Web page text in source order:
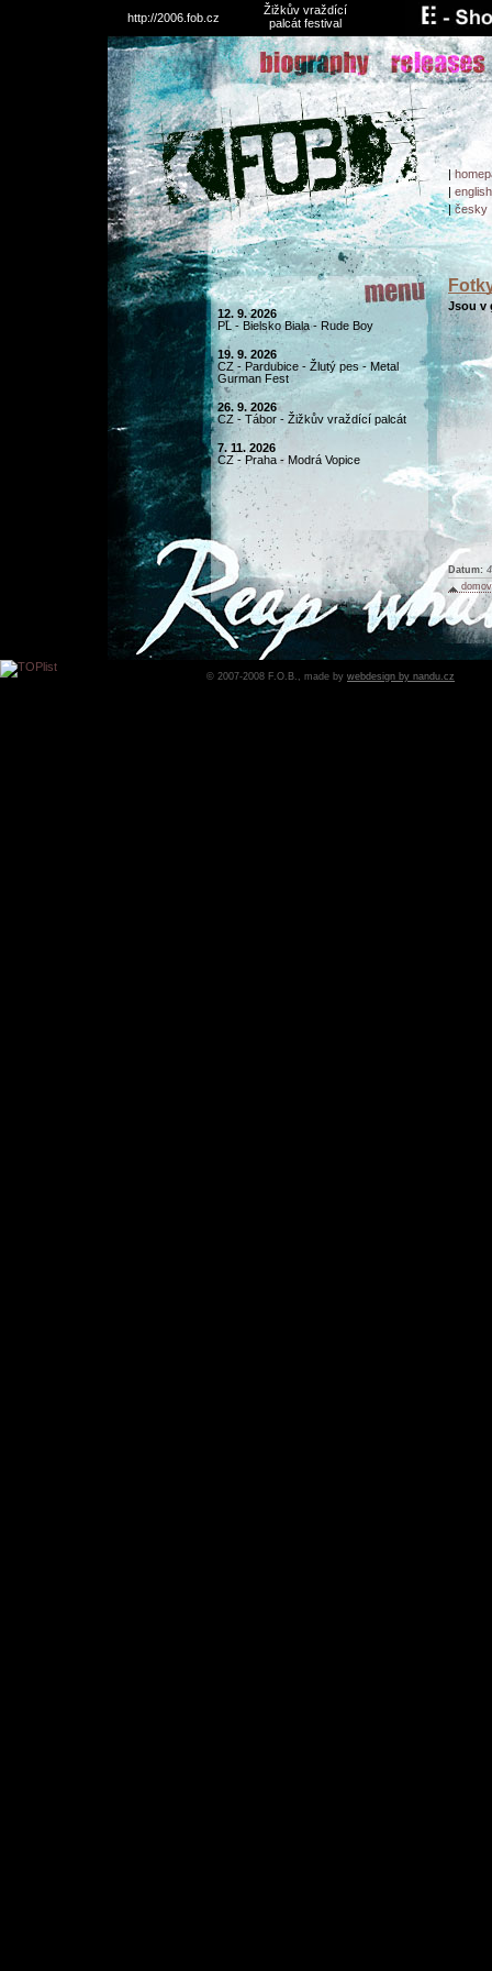
http://2006.fob.cz
Žižkův vraždící
palcát festival
|
| english
|česky
12. 9. 2026
PL - Bielsko Biala - Rude Boy
19. 9. 2026
CZ - Pardubice - Žlutý pes - Metal
Gurman Fest
26. 9. 2026
CZ - Tábor - Žižkův vraždící palcát
7. 11. 2026
CZ - Praha - Modrá Vopice
Jsou v
Datum:
© 2007-2008 F.O.B., made by webdesign by nandu.cz